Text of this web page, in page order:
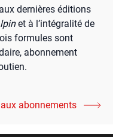
dernières éditions
et à l’intégralité de
formules sont
abonnement
abonnements